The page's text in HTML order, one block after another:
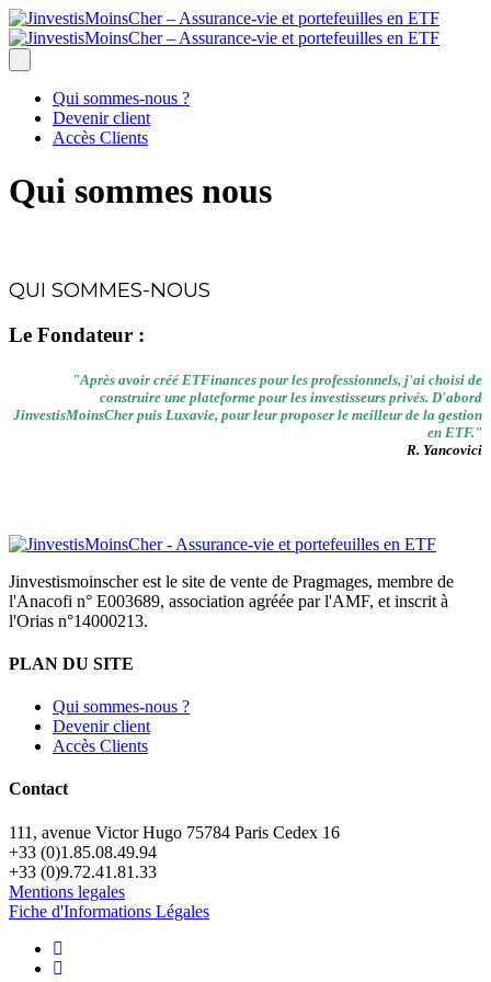
Qui sommes-nous ?
Devenir client
Accès Clients
Qui sommes nous
QUI SOMMES-NOUS
Le Fondateur :
"Après avoir créé ETFinances pour les professionnels, j'ai choisi de
construire une plateforme pour les investisseurs privés. D'abord
JinvestisMoinsCher puis Luxavie, pour leur proposer le meilleur de la gestion
en ETF."
R. Yancovici
Jinvestismoinscher est le site de vente de Pragmages, membre de
l'Anacofi n° E003689, association agréée par l'AMF, et inscrit à
l'Orias n°14000213.
PLAN DU SITE
Qui sommes-nous ?
Devenir client
Accès Clients
Contact
111, avenue Victor Hugo 75784 Paris Cedex 16
+33 (0)1.85.08.49.94
+33 (0)9.72.41.81.33
Mentions legales
Fiche d'Informations Légales